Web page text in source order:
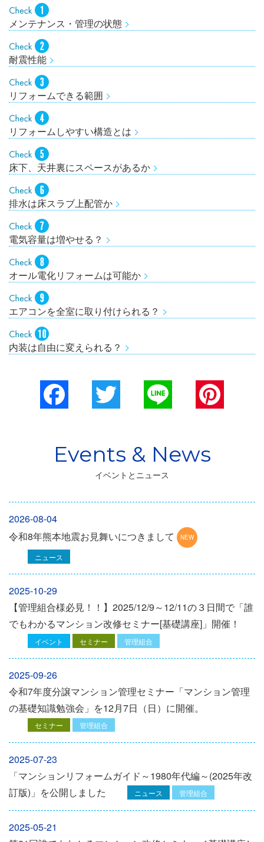
メンテナンス・管理の状態
耐震性能
リフォームできる範囲
リフォームしやすい構造とは
床下、天井裏にスペースがあるか
排水は床スラブ上配管か
電気容量は増やせる？
オール電化リフォームは可能か
エアコンを全室に取り付けられる？
内装は自由に変えられる？
Facebook
イベントとニュース
2026-08-04
令和8年熊本地震お見舞いにつきまして
ニュース
2025-10-29
【管理組合様必見！！】2025/12/9～12/11の３日間で「誰
でもわかるマンション改修セミナー[基礎講座]」開催！
イベント セミナー 管理組合
2025-09-26
令和7年度分譲マンション管理セミナー「マンション管理
の基礎知識勉強会」を12⽉7⽇（⽇）に開催。
セミナー 管理組合
2025-07-23
「マンションリフォームガイド～1980年代編～(2025年改
訂版)」を公開しました
ニュース 管理組合
2025-05-21